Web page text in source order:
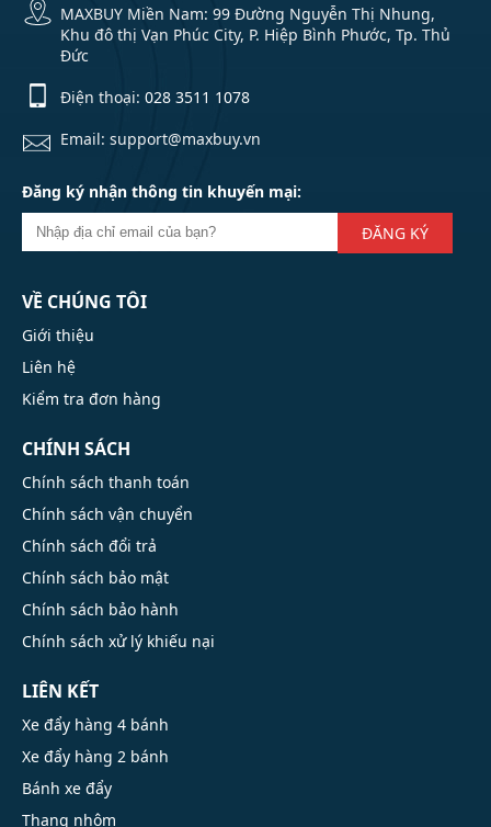
MAXBUY Miền Nam: 99 Đường Nguyễn Thị Nhung,
Khu đô thị Vạn Phúc City, P. Hiệp Bình Phước, Tp. Thủ
Đức
Điện thoại: 028 3511 1078
Email: support@maxbuy.vn
Đăng ký nhận thông tin khuyến mại:
ĐĂNG KÝ
VỀ CHÚNG TÔI
Giới thiệu
Liên hệ
Kiểm tra đơn hàng
CHÍNH SÁCH
Chính sách thanh toán
Chính sách vận chuyển
Chính sách đổi trả
Chính sách bảo mật
Chính sách bảo hành
Chính sách xử lý khiếu nại
LIÊN KẾT
Xe đẩy hàng 4 bánh
Xe đẩy hàng 2 bánh
Bánh xe đẩy
Thang nhôm